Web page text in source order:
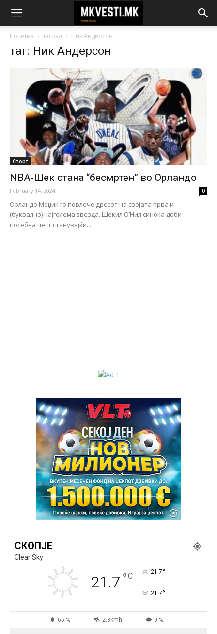
Почетна тагови Ник Андерсон
таг: Ник Андерсон
Спорт
NBA-Шек стана “бесмртен” во Орландо
February 14, 2024 0
Орландо Меџик го повлече дресот на својата прва и
(буквално) најголема ѕвезда. Шекил O’Нил синоќа доби
посебна чест станувајќи...
СКОПЈЕ
Clear Sky
21.7 °C 21.7°
21.7°
65 % 2.3kmh 0 %